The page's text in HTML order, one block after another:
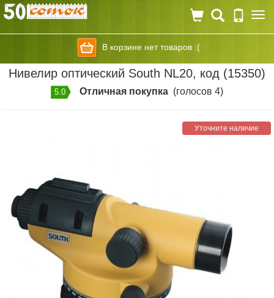
В корзине нет товаров :(
Нивелир оптический South NL20, код (15350)
5.0 Отличная покупка (голосов 4)
Уточните наличие